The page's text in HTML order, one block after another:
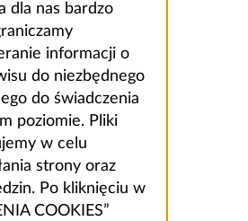
dla nas bardzo
informacji o
do niezbędnego
do świadczenia
poziomie. Pliki
w celu
strony oraz
Po kliknięciu w
COOKIES”